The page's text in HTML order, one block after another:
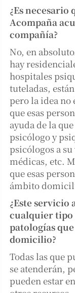
¿Es
Acompaña
compañía?
No, en
hay
hospitales
tuteladas,
pero la idea
que esas
ayuda de la
psicólogo y
psicólogos a
médicas, etc.
que esas
ámbito
¿Este servicio
cualquier tipo
patologías
domicilio?
Todas las que
se atenderán,
pueden estar